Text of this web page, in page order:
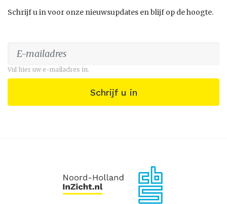
Schrijf u in voor onze nieuwsupdates en blijf op de hoogte.
Vul hier uw e-mailadres in.
Schrijf u in